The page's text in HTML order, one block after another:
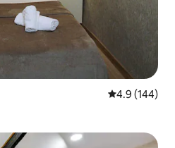
औसत रेटिंग 5 में
4.9 (144)